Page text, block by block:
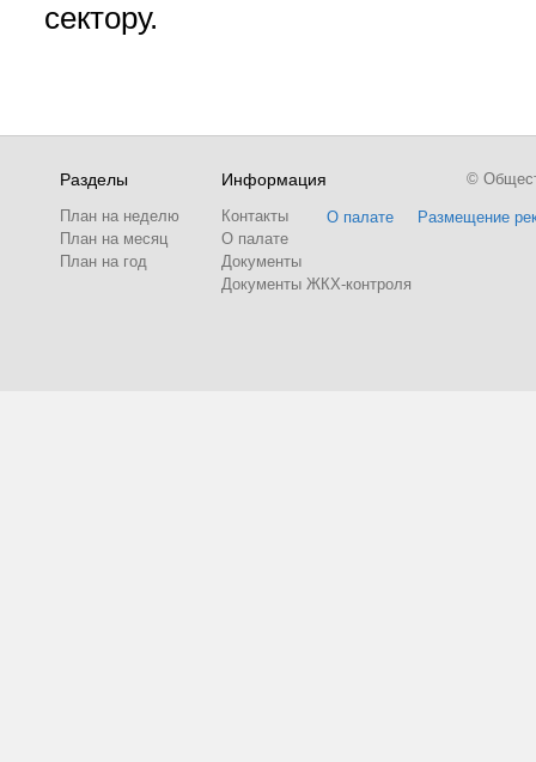
сектору.
Разделы
План на неделю
План на месяц
План на год
Информация
Контакты
О палате
Документы
Документы ЖКХ-контроля
О палате Размещение
©